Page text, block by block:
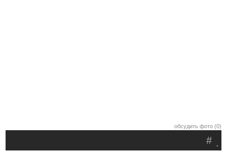
обсудить фото (0)
.
#